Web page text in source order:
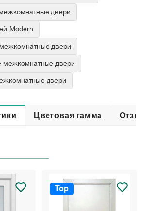
двери
Modern
двери
межкомнатные двери
двери
Цветовая гамма
Top